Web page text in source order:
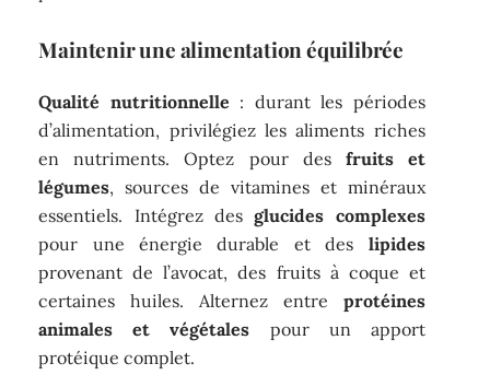
Maintenir une alimentation équilibrée
Qualité nutritionnelle : durant les périodes
d’alimentation, privilégiez les aliments riches
en nutriments. Optez pour des fruits et
légumes, sources de vitamines et minéraux
essentiels. Intégrez desglucides complexes
pour une énergie durable et des lipides
provenant de l’avocat, des fruits à coque et
certaines huiles. Alternez entre protéines
animales et végétales pour un apport
protéique complet.